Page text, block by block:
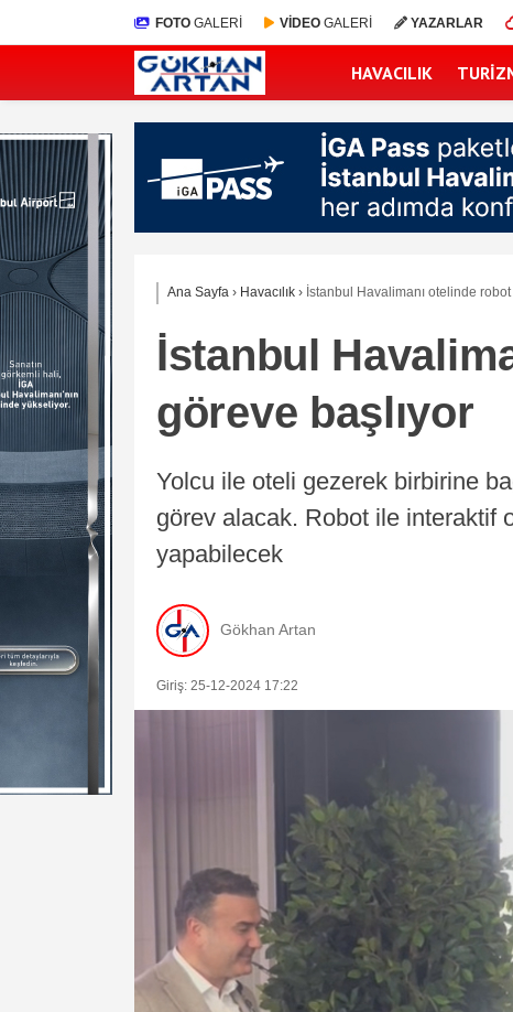
FOTO GALERİ VİDEO GALERİ YAZARLAR
HAVACILIK
Ana Sayfa › Havacılık › İstanbul Havalimanı otelinde
İstanbul
göreve başlıyor
Yolcu ile oteli gezerek birbirine
görev alacak. Robot ile interaktif
yapabilecek
Gökhan Artan
Giriş: 25-12-2024 17:22